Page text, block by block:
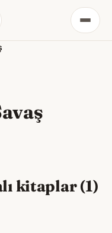
Menü
kitaplar (1)